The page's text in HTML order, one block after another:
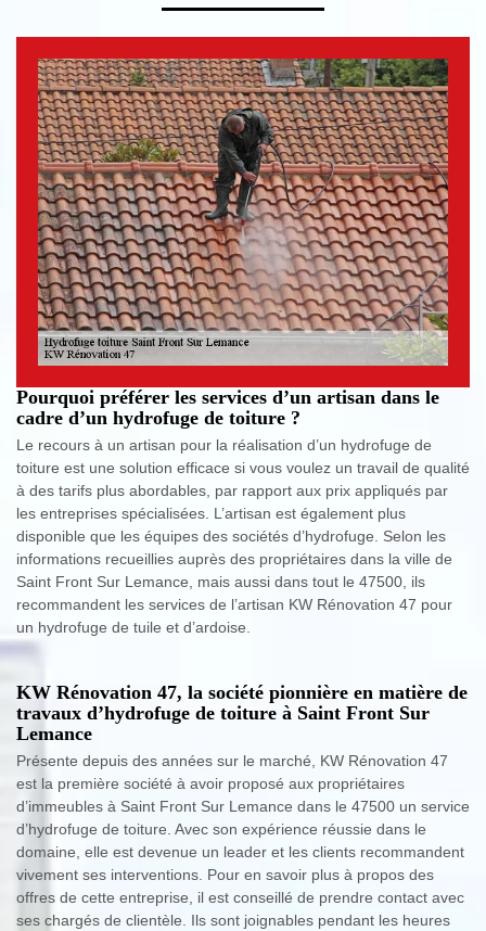
Pourquoi préférer les services d’un artisan dans le
cadre d’un hydrofuge de toiture ?
Le recours à un artisan pour la réalisation d’un hydrofuge de
toiture est une solution efficace si vous voulez un travail de qualité
à des tarifs plus abordables, par rapport aux prix appliqués par
les entreprises spécialisées. L’artisan est également plus
disponible que les équipes des sociétés d’hydrofuge. Selon les
informations recueillies auprès des propriétaires dans la ville de
Saint Front Sur Lemance, mais aussi dans tout le 47500, ils
recommandent les services de l’artisan KW Rénovation 47 pour
un hydrofuge de tuile et d’ardoise.
KW Rénovation 47, la société pionnière en matière de
travaux d’hydrofuge de toiture à Saint Front Sur
Lemance
Présente depuis des années sur le marché, KW Rénovation 47
est la première société à avoir proposé aux propriétaires
d’immeubles à Saint Front Sur Lemance dans le 47500 un service
d’hydrofuge de toiture. Avec son expérience réussie dans le
domaine, elle est devenue un leader et les clients recommandent
vivement ses interventions. Pour en savoir plus à propos des
offres de cette entreprise, il est conseillé de prendre contact avec
ses chargés de clientèle. Ils sont joignables pendant les heures